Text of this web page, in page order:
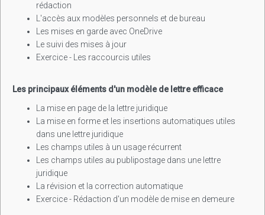
rédaction
L'accès aux modèles personnels et de bureau
Les mises en garde avec OneDrive
Le suivi des mises à jour
Exercice - Les raccourcis utiles
Les principaux éléments d'un modèle de lettre efficace
La mise en page de la lettre juridique
La mise en forme et les insertions automatiques utiles
dans une lettre juridique
Les champs utiles à un usage récurrent
Les champs utiles au publipostage dans une lettre
juridique
La révision et la correction automatique
Exercice - Rédaction d'un modèle de mise en demeure